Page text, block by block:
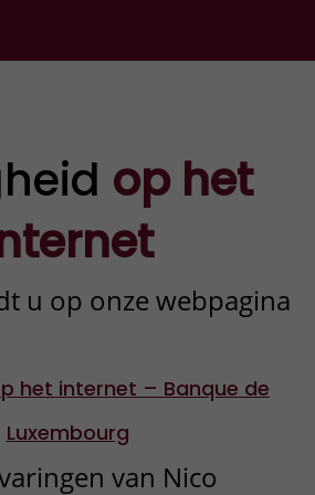
de
uw bank- of
op
transacties.
niet meer op
van de oplichters
e-mails,
op het
u op onze webpagina
het internet – Banque de
Luxembourg
van Nico